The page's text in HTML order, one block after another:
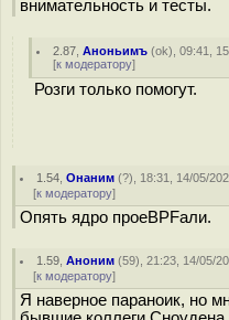
внимательность и тесты.
2.87 ,Аноньимъ (ok), 09:41,
[к модератору]
Розги только помогут.
1.54 ,Онаним (?), 18:31, 14/05/
[к модератору]
Опять ядро проeBPFали.
1.59 ,Аноним (59), 21:23, 14/05/
[к модератору]
Я наверное параноик, но